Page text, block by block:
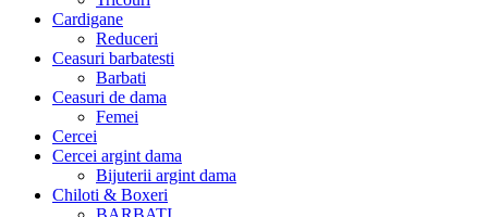
Cardigane
Reduceri
Ceasuri barbatesti
Barbati
Ceasuri de dama
Femei
Cercei
Cercei argint dama
Bijuterii argint dama
Chiloti & Boxeri